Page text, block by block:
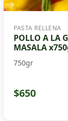
PASTA RELLENA
POLLO A LA
MASALA
750gr
$650